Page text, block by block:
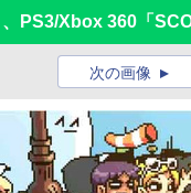
PS3/Xbox 360「
次の画像